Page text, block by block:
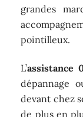
grandes
pointilleux.
L’assistance
dépannage
devant chez
de plus en